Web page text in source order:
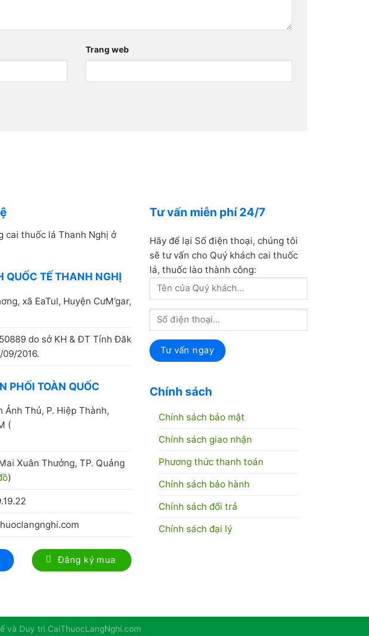
Trang web
cai thuốc lá Thanh Nghị ở
QUỐC TẾ THANH NGHỊ
xã EaTul, Huyện CưM’gar,
do sở KH & ĐT Tỉnh Đăk
2016.
PHỐI TOÀN QUỐC
Ảnh Thủ, P. Hiệp Thành,
(
Xuân Thưởng, TP. Quảng
)
Đăng ký mua
Tư vấn miễn phí 24/7
Hãy để lại Số điện thoại, chúng tôi
sẽ tư vấn cho Quý khách cai thuốc
lá, thuốc lào thành công:
Chính sách
Chính sách bảo mật
Chính sách giao nhận
Phương thức thanh toán
Chính sách bảo hành
Chính sách đổi trả
Chính sách đại lý
và Duy trì CaiThuocLangNghi.com